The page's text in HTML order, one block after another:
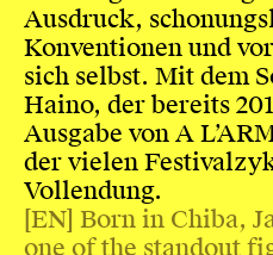
Ausdruck,
Konventionen und
sich selbst. Mit dem
Haino, der bereits
Ausgabe von A
der vielen
Vollendung.
[EN] Born in Chiba,
one of the standout